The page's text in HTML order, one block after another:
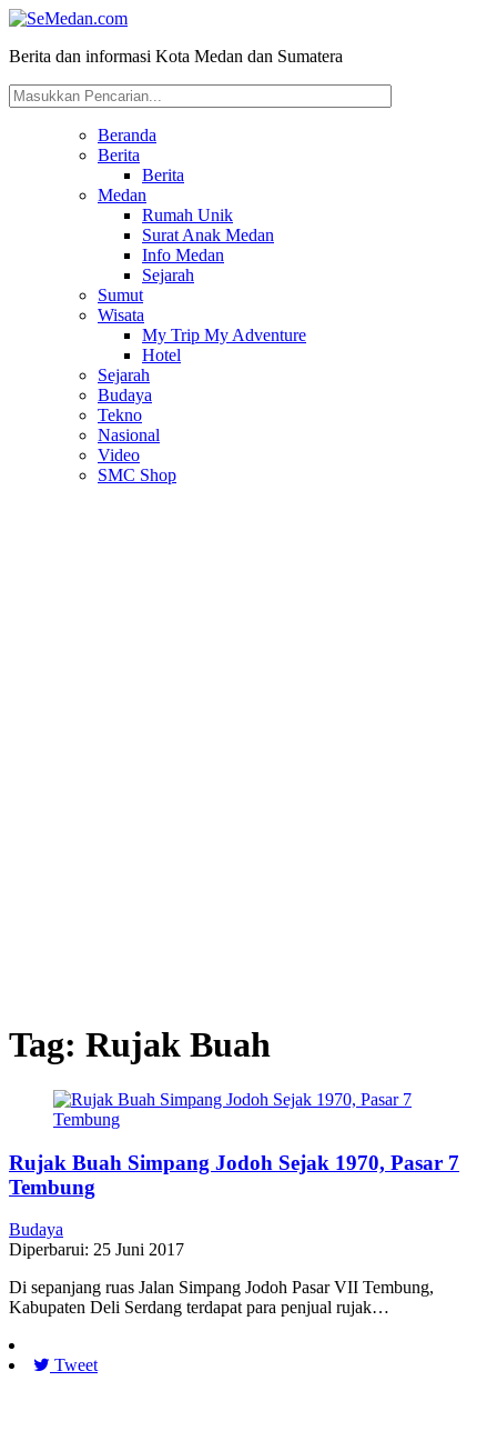
Berita dan informasi Kota Medan dan Sumatera
Beranda
Berita
Berita
Medan
Rumah Unik
Surat Anak Medan
Info Medan
Sejarah
Sumut
Wisata
My Trip My Adventure
Hotel
Sejarah
Budaya
Tekno
Nasional
Video
SMC Shop
Tag: Rujak Buah
Rujak Buah Simpang Jodoh Sejak 1970, Pasar 7
Tembung
Budaya
Diperbarui: 25 Juni 2017
Di sepanjang ruas Jalan Simpang Jodoh Pasar VII Tembung,
Kabupaten Deli Serdang terdapat para penjual rujak…
Tweet